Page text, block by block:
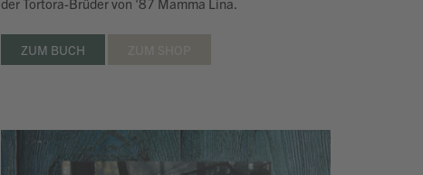
der Tortora-Brüder von '87 Mamma Lina.
ZUM BUCH